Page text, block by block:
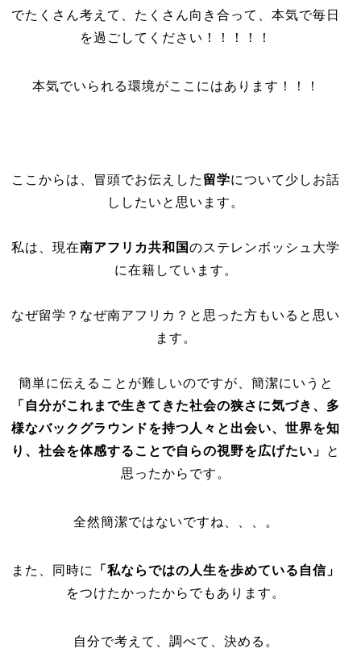
でたくさん考えて、たくさん向き合って、本気で毎日
を過ごしてください！！！！！
本気でいられる環境がここにはあります！！！
ここからは、冒頭でお伝えした 留学について少しお話
ししたいと思います。
私は、現在南アフリカ共和国のステレンボッシュ大学
に在籍しています。
なぜ留学？なぜ南アフリカ？と思った方もいると思い
ます。
簡単に伝えることが難しいのですが、簡潔にいうと
「自分がこれまで生きてきた社会の狭さに気づき、多
様なバックグラウンドを持つ人々と出会い、世界を知
り、社会を体感することで自らの視野を広げたい」 と
思ったからです。
全然簡潔ではないですね、、、。
また、同時に
「私ならではの人生を歩めている自信」
をつけたかったからでもあります。
自分で考えて、調べて、決める。